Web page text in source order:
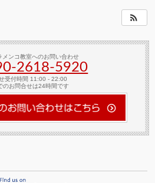
メンコ教室へのお問い合わせ
2618‐5920
受付時間 11:00 - 22:00
のお問合せは24時間です